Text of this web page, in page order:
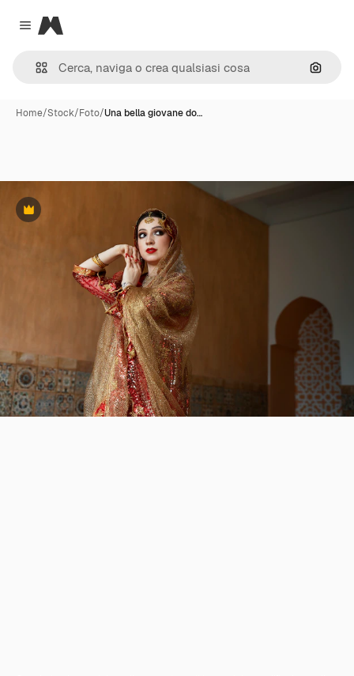
Close menu
Magnific
Cerca
Home/Stock/Foto/Una bella giovane do…
Premium